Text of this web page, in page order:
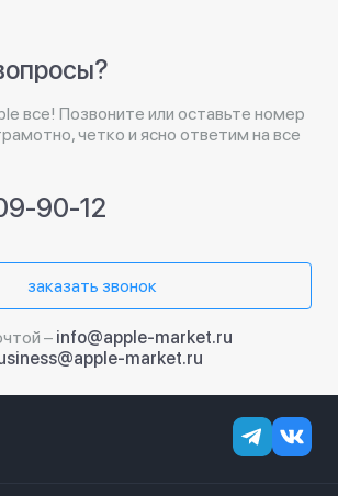
все! Позвоните или оставьте номер
четко и ясно ответим на все
90-12
заказать звонок
– info@apple-market.ru
market.ru